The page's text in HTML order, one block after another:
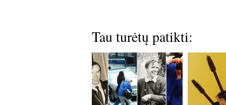
Tau turėtų patikti: